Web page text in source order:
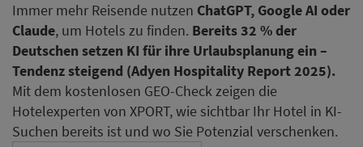
Immer mehr Reisende nutzen ChatGPT, Google AI oder
Claude, um Hotels zu finden. Bereits 32 % der
Deutschen setzen KI für ihre Urlaubsplanung ein –
Tendenz steigend (Adyen Hospitality Report 2025).
Mit dem kostenlosen GEO-Check zeigen die
Hotelexperten von XPORT, wie sichtbar Ihr Hotel in KI-
Suchen bereits ist und wo Sie Potenzial verschenken.